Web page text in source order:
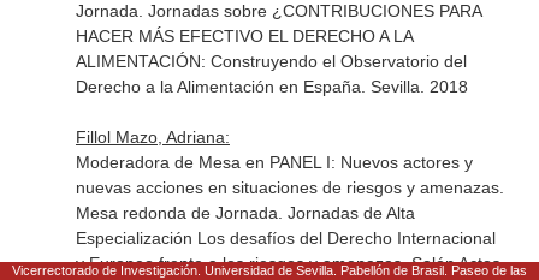
Jornada. Jornadas sobre ¿CONTRIBUCIONES PARA
HACER MÁS EFECTIVO EL DERECHO A LA
ALIMENTACIÓN: Construyendo el Observatorio del
Derecho a la Alimentación en España. Sevilla. 2018
Fillol Mazo, Adriana:
Moderadora de Mesa en PANEL I: Nuevos actores y
nuevas acciones en situaciones de riesgos y amenazas.
Mesa redonda de Jornada. Jornadas de Alta
Especialización Los desafíos del Derecho Internacional
y Europeo frente a los riesgos y amenazas. Salón Actos
Vicerrectorado de Investigación. Universidad de Sevilla. Pabellón de Brasil. Paseo de las